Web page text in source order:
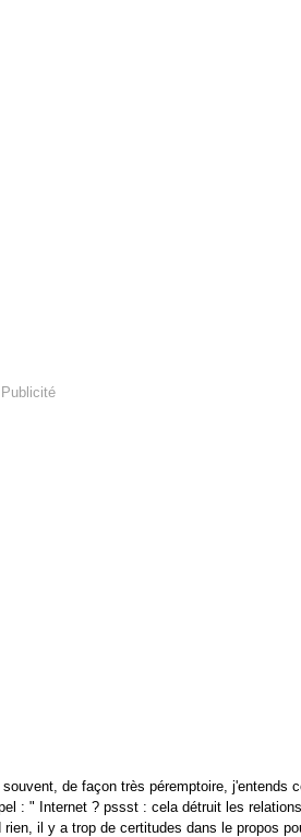
Publicité
souvent, de façon très péremptoire, j'entends
: " Internet ? pssst : cela détruit les
rien, il y a trop de certitudes dans le propos